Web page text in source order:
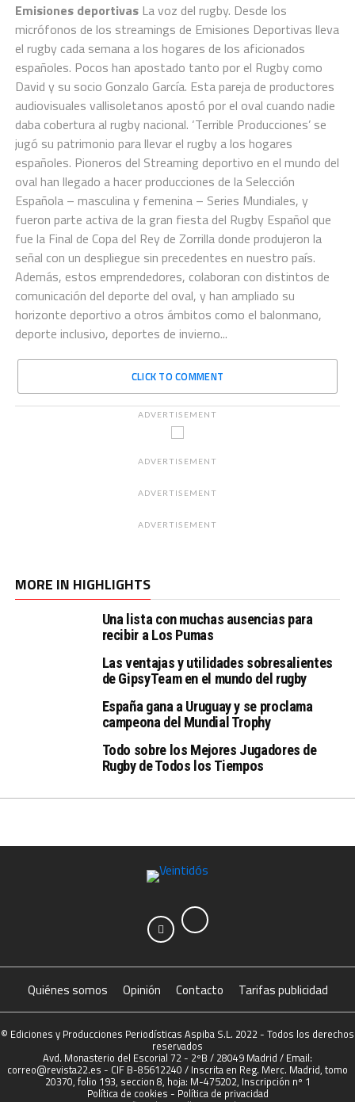
Emisiones deportivasLa voz del rugby. Desde los
micrófonos de los streamings de Emisiones Deportivas lleva
el rugby cada semana a los hogares de los aficionados
españoles. Pocos han apostado tanto por el Rugby como
David y su socio Gonzalo García. Esta pareja de productores
audiovisuales vallisoletanos apostó por el oval cuando nadie
daba cobertura al rugby nacional. ‘Terrible Producciones’ se
jugó su patrimonio para llevar el rugby a los hogares
españoles. Pioneros del Streaming deportivo en el mundo del
oval han llegado a hacer producciones de la Selección
Española – masculina y femenina – Series Mundiales, y
fueron parte activa de la gran fiesta del Rugby Español que
fue la Final de Copa del Rey de Zorrilla donde produjeron la
señal con un despliegue sin precedentes en nuestro país.
Además, estos emprendedores, colaboran con distintos de
comunicación del deporte del oval, y han ampliado su
horizonte deportivo a otros ámbitos como el balonmano,
deporte inclusivo, deportes de invierno...
CLICK TO COMMENT
ADVERTISEMENT
ADVERTISEMENT
ADVERTISEMENT
ADVERTISEMENT
MORE IN HIGHLIGHTS
Una lista con muchas ausencias para
recibir a Los Pumas
Las ventajas y utilidades sobresalientes
de GipsyTeam en el mundo del rugby
España gana a Uruguay y se proclama
campeona del Mundial Trophy
Todo sobre los Mejores Jugadores de
Rugby de Todos los Tiempos
Quiénes somos Opinión Contacto Tarifas publicidad
© Ediciones y Producciones Periodísticas Aspiba S.L. 2022 - Todos los derechos
reservados
Avd. Monasterio del Escorial 72 - 2ºB / 28049 Madrid / Email:
correo@revista22.es - CIF B-85612240 / Inscrita en Reg. Merc. Madrid, tomo
20370, folio 193, seccion 8, hoja: M-475202, Inscripción nº 1
Política de cookies - Política de privacidad